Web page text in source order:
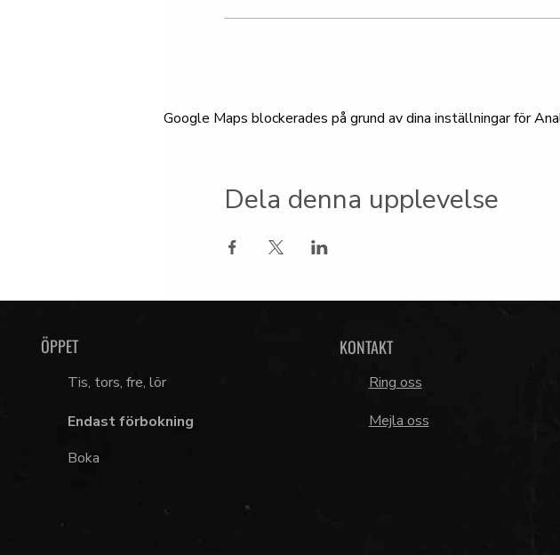
Google Maps blockerades på grund av dina inställningar för
Dela denna upplevelse
ÖPPET
Tis, tors, fre, lör
Endast förbokning
Boka
KONTAKT
Ring oss
Mejla oss